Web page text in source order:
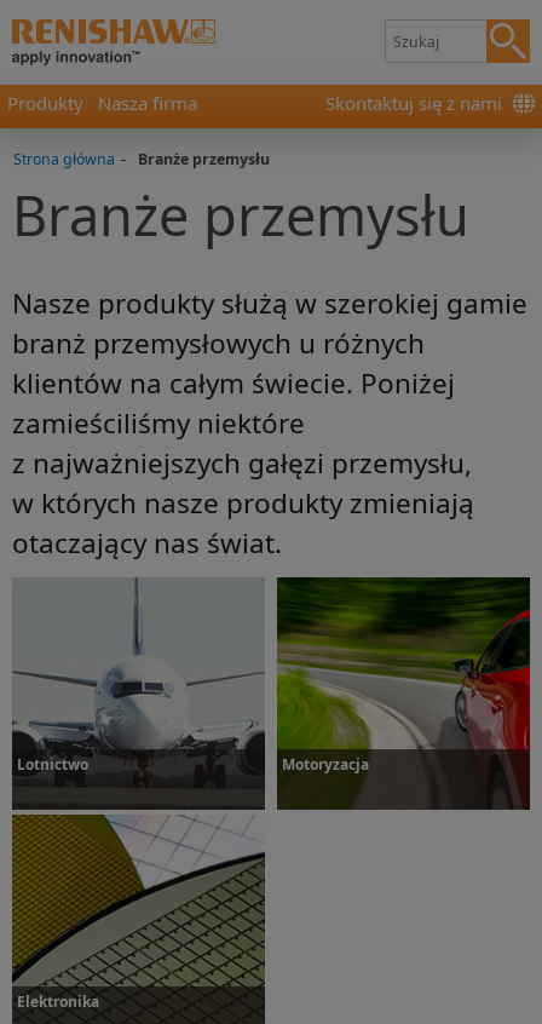
Produkty Nasza firma Skontaktuj się z nami
Strona główna - Branże przemysłu
Branże przemysłu
Nasze produkty służą w szerokiej gamie
branż przemysłowych u różnych
klientów na całym świecie. Poniżej
zamieściliśmy niektóre
z najważniejszych gałęzi przemysłu,
w których nasze produkty zmieniają
otaczający nas świat.
Lotnictwo
Dowiedz się więcej
Motoryzacja
Elektronika